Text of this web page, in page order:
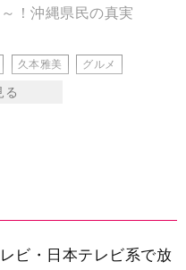
！沖縄県民の真実
久本雅美 グルメ
ビ・日本テレビ系で放